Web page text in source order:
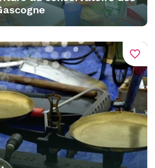
favorite_border